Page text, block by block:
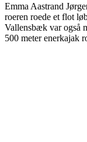
Emma Aastrand
roeren roede et flot
Vallensbæk var også
500 meter enerkajak